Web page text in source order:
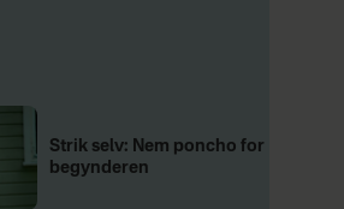
Strik selv: Nem poncho for
begynderen